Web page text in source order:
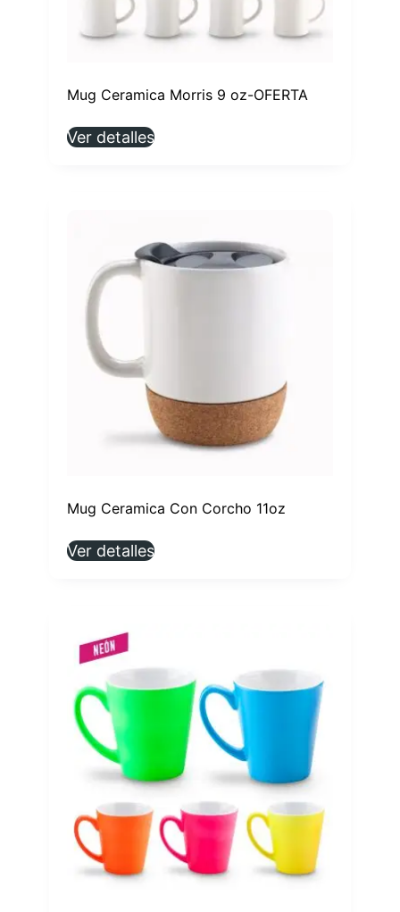
Mug Ceramica Morris 9 oz-OFERTA
Ver detalles
Mug Ceramica Con Corcho 11oz
Ver detalles